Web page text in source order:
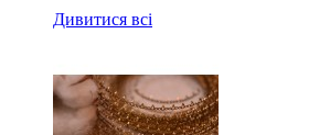
Дивитися всі